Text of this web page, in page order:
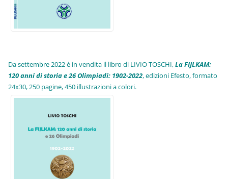
Da settembre 2022 è in vendita il libro di LIVIO TOSCHI,La FIJLKAM:
120 anni di storia e 26 Olimpiadi: 1902-2022, edizioni Efesto, formato
24x30, 250 pagine, 450 illustrazioni a colori.